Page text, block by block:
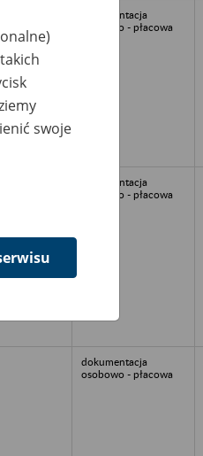
dokumentacja
osobowo - płacowa
dokumentacja
osobowo - płacowa
dokumentacja
osobowo - płacowa
swoje